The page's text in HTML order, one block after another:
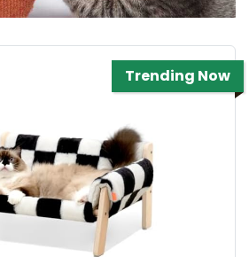
Trending Now